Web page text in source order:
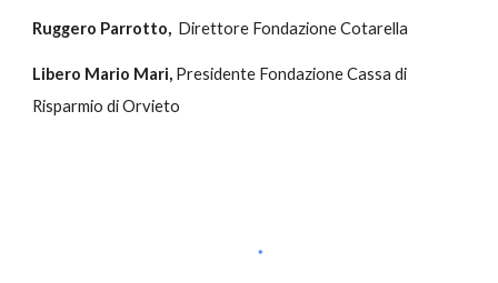
Ruggero Parrotto, Direttore Fondazione Cotarella
Libero Mario Mari, Presidente Fondazione Cassa di
Risparmio di Orvieto